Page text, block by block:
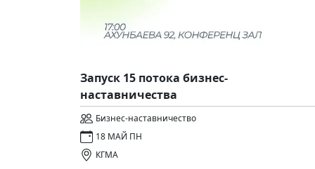
Запуск 15 потока бизнес-
наставничества
Бизнес-наставничество
18 МАЙ ПН
КГМА